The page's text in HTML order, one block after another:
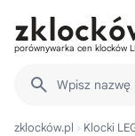
porównywarka cen klocków
Wpisz
zklocków.pl Klocki